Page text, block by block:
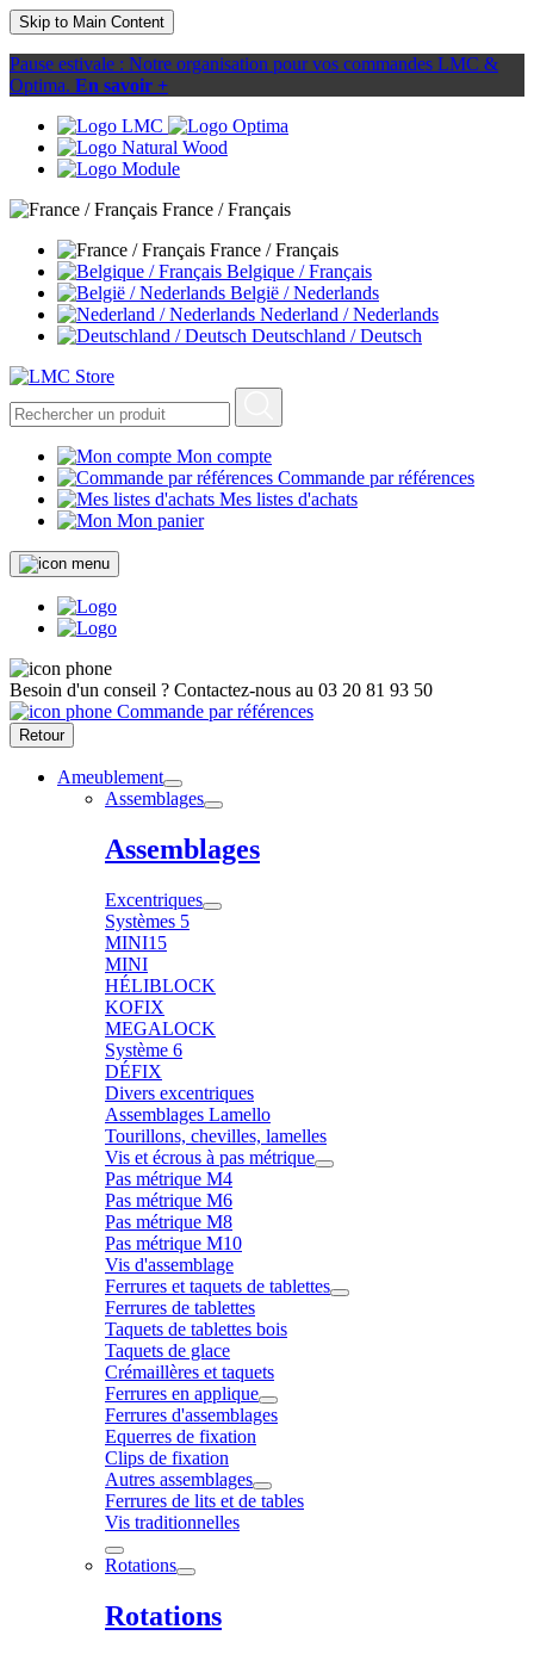
Skip to Main Content
Pause estivale : Notre organisation pour vos commandes LMC &
Optima. En savoir +
France / Français
France / Français
Belgique / Français
België / Nederlands
Nederland / Nederlands
Deutschland / Deutsch
Mon compte
Commande par références
Mes listes d'achats
Mon panier
Besoin d'un conseil ? Contactez-nous au 03 20 81 93 50
Commande par références
Retour
Ameublement
Assemblages
Assemblages
Excentriques
Systèmes 5
MINI15
MINI
HÉLIBLOCK
KOFIX
MEGALOCK
Système 6
DÉFIX
Divers excentriques
Assemblages Lamello
Tourillons, chevilles, lamelles
Vis et écrous à pas métrique
Pas métrique M4
Pas métrique M6
Pas métrique M8
Pas métrique M10
Vis d'assemblage
Ferrures et taquets de tablettes
Ferrures de tablettes
Taquets de tablettes bois
Taquets de glace
Crémaillères et taquets
Ferrures en applique
Ferrures d'assemblages
Equerres de fixation
Clips de fixation
Autres assemblages
Ferrures de lits et de tables
Vis traditionnelles
Rotations
Rotations